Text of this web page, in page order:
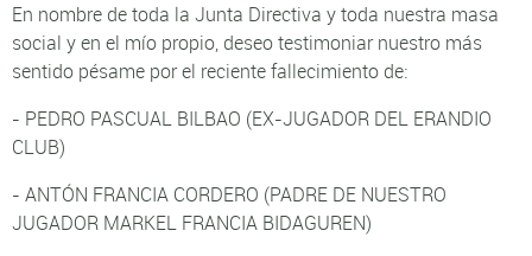
En nombre de toda la Junta Directiva y toda nuestra masa
social y en el mío propio, deseo testimoniar nuestro más
sentido pésame por el reciente fallecimiento de:
- PEDRO PASCUAL BILBAO (EX-JUGADOR DEL ERANDIO
CLUB)
- ANTÓN FRANCIA CORDERO (PADRE DE NUESTRO
JUGADOR MARKEL FRANCIA BIDAGUREN)